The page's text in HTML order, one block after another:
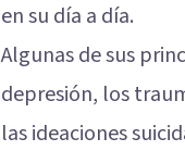
en su día a día.
Algunas de sus
depresión, los
las ideaciones